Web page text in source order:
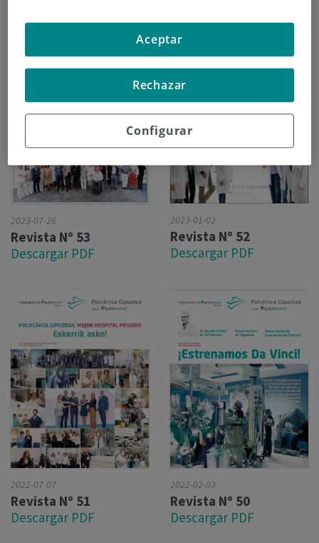
2023-07-26
Revista Nº 53
Descargar PDF
2023-01-02
Revista Nº 52
Descargar PDF
2022-07-07
Revista Nº 51
Descargar PDF
2022-02-03
Revista Nº 50
Descargar PDF
Configurar
Rechazar
Aceptar